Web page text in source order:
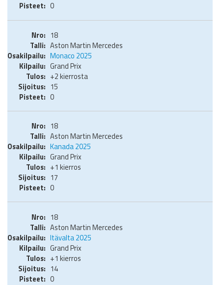
0
18
Aston Martin Mercedes
Monaco 2025
Grand Prix
+2 kierrosta
15
0
18
Aston Martin Mercedes
Kanada 2025
Grand Prix
+1 kierros
17
0
18
Aston Martin Mercedes
Itävalta 2025
Grand Prix
+1 kierros
14
0